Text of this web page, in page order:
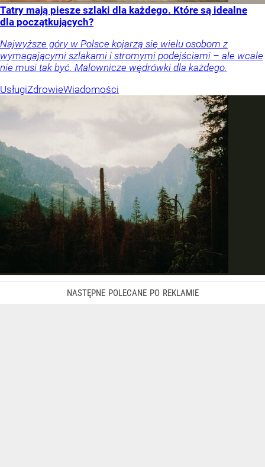
Tatry mają piesze szlaki dla każdego. Które są idealne
dla początkujących?
Najwyższe góry w Polsce kojarzą się wielu osobom z
wymagającymi szlakami i stromymi podejściami – ale wcale
nie musi tak być. Malownicze wędrówki dla każdego.
UsługiZdrowieWiadomości